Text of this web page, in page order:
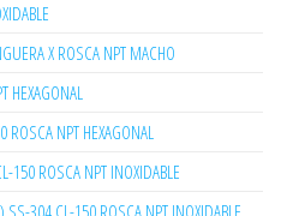
X ROSCA NPT MACHO
HEXAGONAL
ROSCA NPT HEXAGONAL
150 ROSCA NPT INOXIDABLE